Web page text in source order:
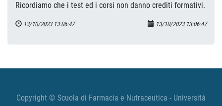
Ricordiamo che i test ed i corsi non danno crediti formativi.
13/10/2023 13:06:47 13/10/2023 13:06:47
Copyright © Scuola di Farmacia e Nutraceutica - Università